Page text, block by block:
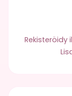
Rekisteröidy